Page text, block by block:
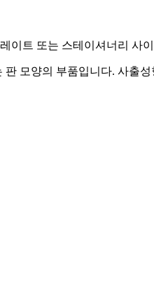
이트 또는 스테이셔너리 사
모양의 부품입니다. 사출